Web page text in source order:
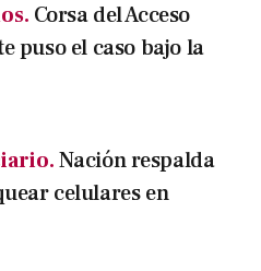
Corsa del Acceso
puso el caso bajo la
Nación respalda
celulares en